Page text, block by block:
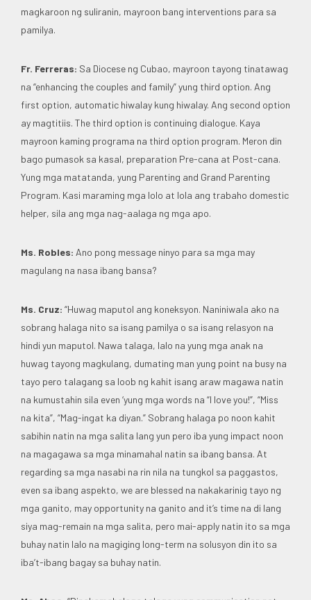
magkaroon ng suliranin, mayroon bang interventions para sa
pamilya.
Fr. Ferreras: Sa Diocese ng Cubao, mayroon tayong tinatawag
na “enhancing the couples and family” yung third option. Ang
first option, automatic hiwalay kung hiwalay. Ang second option
ay magtitiis. The third option is continuing dialogue. Kaya
mayroon kaming programa na third option program. Meron din
bago pumasok sa kasal, preparation Pre-cana at Post-cana.
Yung mga matatanda, yung Parenting and Grand Parenting
Program. Kasi maraming mga lolo at lola ang trabaho domestic
helper, sila ang mga nag-aalaga ng mga apo.
Ms. Robles: Ano pong message ninyo para sa mga may
magulang na nasa ibang bansa?
Ms. Cruz: “Huwag maputol ang koneksyon. Naniniwala ako na
sobrang halaga nito sa isang pamilya o sa isang relasyon na
hindi yun maputol. Nawa talaga, lalo na yung mga anak na
huwag tayong magkulang, dumating man yung point na busy na
tayo pero talagang sa loob ng kahit isang araw magawa natin
na kumustahin sila even ‘yung mga words na “I love you!”, “Miss
na kita”, “Mag-ingat ka diyan.” Sobrang halaga po noon kahit
sabihin natin na mga salita lang yun pero iba yung impact noon
na magagawa sa mga minamahal natin sa ibang bansa. At
regarding sa mga nasabi na rin nila na tungkol sa paggastos,
even sa ibang aspekto, we are blessed na nakakarinig tayo ng
mga ganito, may opportunity na ganito and it’s time na di lang
siya mag-remain na mga salita, pero mai-apply natin ito sa mga
buhay natin lalo na magiging long-term na solusyon din ito sa
iba’t-ibang bagay sa buhay natin.